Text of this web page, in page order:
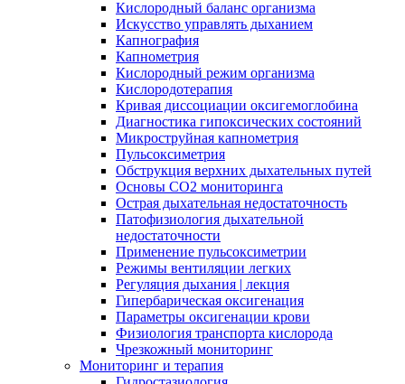
Кислородный баланс организма
Искусство управлять дыханием
Капнография
Капнометрия
Кислородный режим организма
Кислородотерапия
Кривая диссоциации оксигемоглобина
Диагностика гипоксических состояний
Микроструйная капнометрия
Пульсоксиметрия
Обструкция верхних дыхательных путей
Основы СО2 мониторинга
Острая дыхательная недостаточность
Патофизиология дыхательной
недостаточности
Применение пульсоксиметрии
Режимы вентиляции легких
Регуляция дыхания | лекция
Гипербарическая оксигенация
Параметры оксигенации крови
Физиология транспорта кислорода
Чрезкожный мониторинг
Мониторинг и терапия